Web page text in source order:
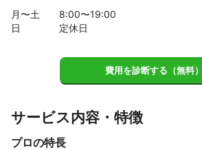
月〜土 8:00〜19:00
日
定休日
費用を診断する（無料）
サービス内容・特徴
プロの特長